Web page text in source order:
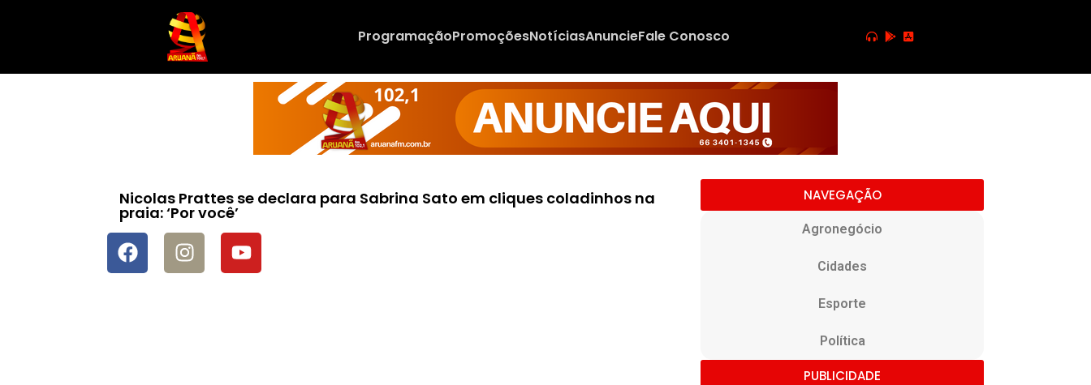
ProgramaçãoPromoçõesNotíciasAnuncieFale Conosco
Nicolas Prattes se declara para Sabrina Sato em cliques coladinhos na
praia: ‘Por você’
NAVEGAÇÃO
Agronegócio
Cidades
Esporte
Política
PUBLICIDADE